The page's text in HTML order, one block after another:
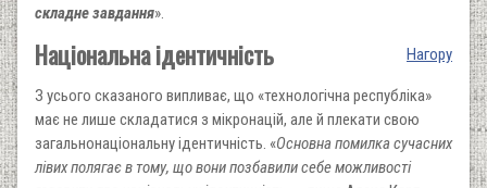
складне завдання».
Нагору
Національна ідентичність
З усього сказаного випливає, що «технологічна республіка»
має не лише складатися з мікронацій, але й плекати свою
загальнонаціональну ідентичність. «Основна помилка сучасних
лівих полягає в тому, що вони позбавили себе можливості